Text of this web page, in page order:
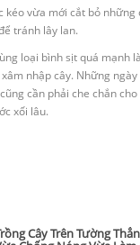
kéo vừa mới cắt bỏ những
tránh lây lan.
loại bình sịt quá mạnh
nhập cây. Những
cần phải che chắn
xối lâu.
Cây Trên Tường